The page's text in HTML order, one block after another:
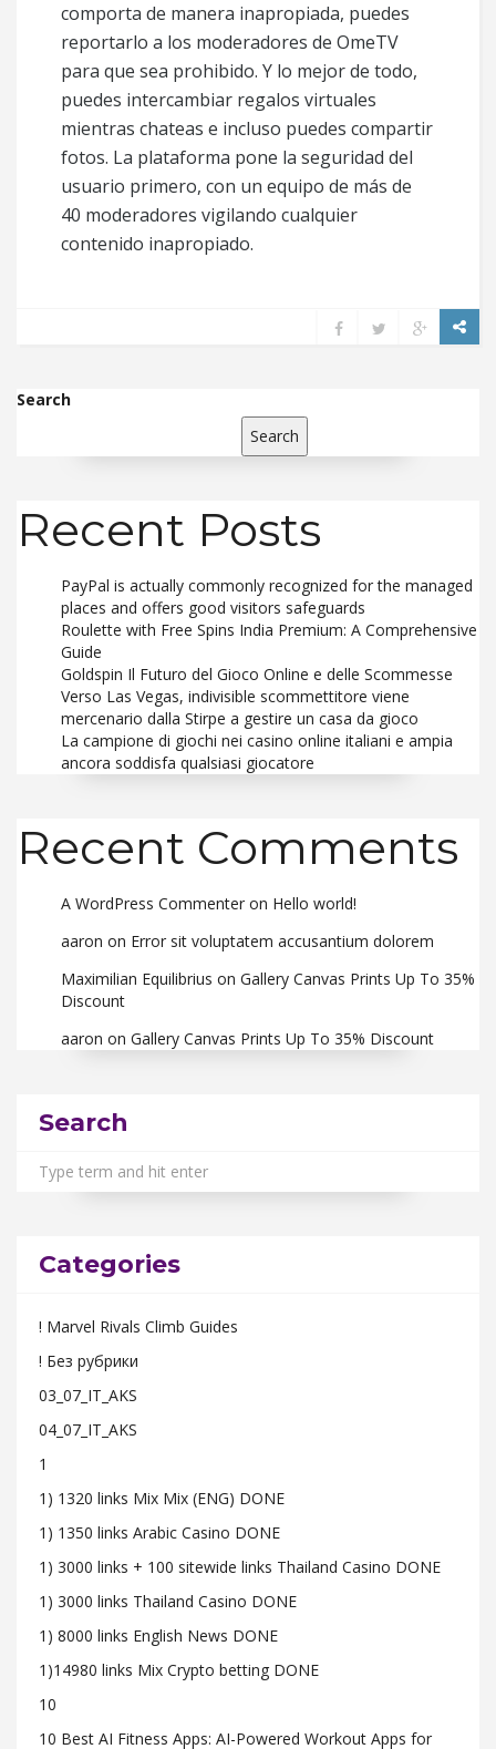
comporta de manera inapropiada, puedes
reportarlo a los moderadores de OmeTV
para que sea prohibido. Y lo mejor de todo,
puedes intercambiar regalos virtuales
mientras chateas e incluso puedes compartir
fotos. La plataforma pone la seguridad del
usuario primero, con un equipo de más de
40 moderadores vigilando cualquier
contenido inapropiado.
Search
Search
Recent Posts
PayPal is actually commonly recognized for the managed
places and offers good visitors safeguards
Roulette with Free Spins India Premium: A Comprehensive
Guide
Goldspin Il Futuro del Gioco Online e delle Scommesse
Verso Las Vegas, indivisible scommettitore viene
mercenario dalla Stirpe a gestire un casa da gioco
La campione di giochi nei casino online italiani e ampia
ancora soddisfa qualsiasi giocatore
Recent Comments
A WordPress Commenter on Hello world!
aaron on Error sit voluptatem accusantium dolorem
Maximilian Equilibrius on Gallery Canvas Prints Up To 35%
Discount
aaron on Gallery Canvas Prints Up To 35% Discount
Search
Categories
! Marvel Rivals Climb Guides
! Без рубрики
03_07_IT_AKS
04_07_IT_AKS
1
1) 1320 links Mix Mix (ENG) DONE
1) 1350 links Arabic Casino DONE
1) 3000 links + 100 sitewide links Thailand Casino DONE
1) 3000 links Thailand Casino DONE
1) 8000 links English News DONE
1)14980 links Mix Crypto betting DONE
10
10 Best AI Fitness Apps: AI-Powered Workout Apps for